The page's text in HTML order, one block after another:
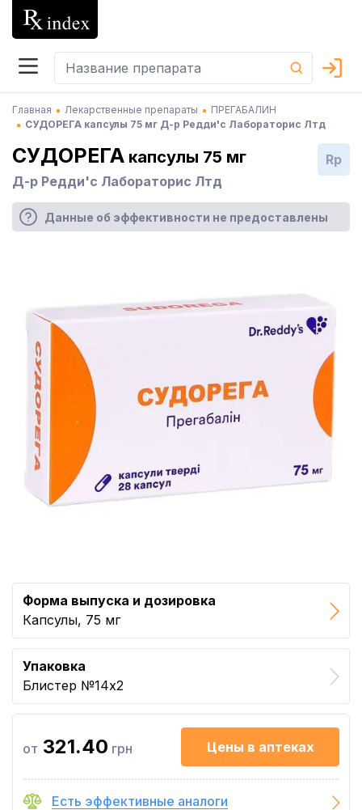
Главная Лекарственные препараты
ПРЕГАБАЛИН
СУДОРЕГА капсулы 75 мг Д-р Редди'с Лабораторис Лтд
СУДОРЕГА капсулы 75 мг
Д-р Редди'с Лабораторис Лтд
Rp
Данные об эффективности не предоставлены
Форма выпуска и дозировка
Капсулы, 75 мг
Упаковка
Блистер №14x2
от 321.40 грн Цены в аптеках
Есть эффективные аналоги